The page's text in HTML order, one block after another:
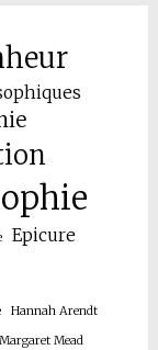
Epicure
Hannah Arendt
Margaret Mead